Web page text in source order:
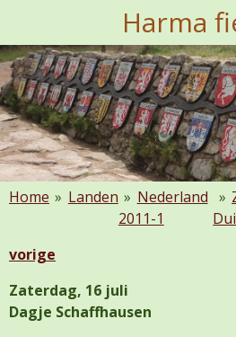
naar
de
hoofdinhoud
Harma
Home » Landen » Nederland
2011-1
»
vorige
Zaterdag, 16 juli
Dagje Schaffhausen